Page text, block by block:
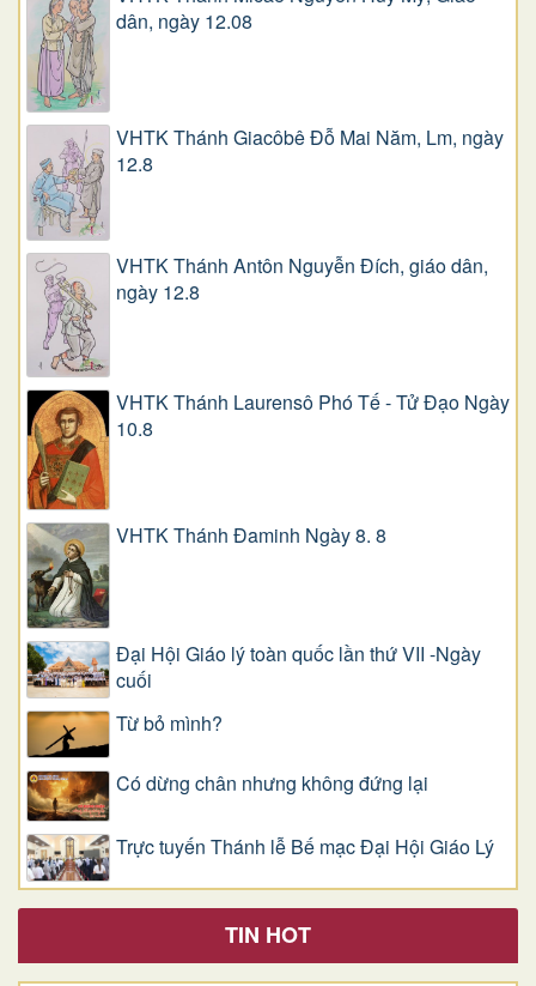
dân, ngày 12.08
VHTK Thánh Giacôbê Ðỗ Mai Năm, Lm, ngày
12.8
VHTK Thánh Antôn Nguyễn Ðích, giáo dân,
ngày 12.8
VHTK Thánh Laurensô Phó Tế - Tử Đạo Ngày
10.8
VHTK Thánh Đaminh Ngày 8. 8
Đại Hội Giáo lý toàn quốc lần thứ VII -Ngày
cuối
Từ bỏ mình?
Có dừng chân nhưng không đứng lại
Trực tuyến Thánh lễ Bế mạc Đại Hội Giáo Lý
TIN HOT